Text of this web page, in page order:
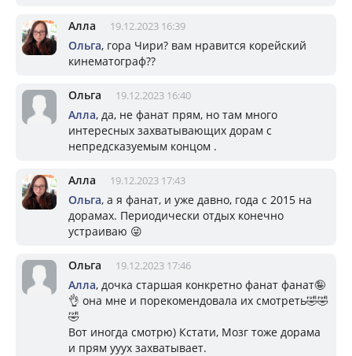
Алла 19.12.2023 16:39
Ольга, гора Чири? вам нравится корейский
кинематограф??
Ольга 19.12.2023 16:40
Алла, да, не фанат прям, но там много
интересных захватывающих дорам с
непредсказуемым концом .
Алла 19.12.2023 17:43
Ольга, а я фанат, и уже давно, года с 2015 на
дорамах. Периодически отдых конечно
устраиваю 😜
Ольга 19.12.2023 17:46
Алла, дочка старшая конкретно фанат фанат🤪
👌 она мне и порекомендовала их смотреть🤣🤣
🤣
Вот иногда смотрю) Кстати, Мозг тоже дорама
и прям ууух захватывает.